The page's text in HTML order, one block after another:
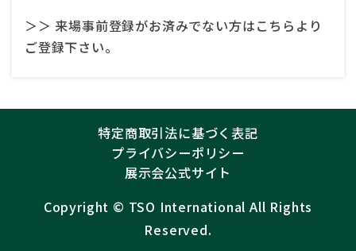
＞＞ 来場事前登録がお済みでない方はこちらより
ご登録下さい。
特定商取引法に基づく表記
プライバシーポリシー
展示会公式サイト
Copyright ©︎ TSO International All Rights
Reserved.